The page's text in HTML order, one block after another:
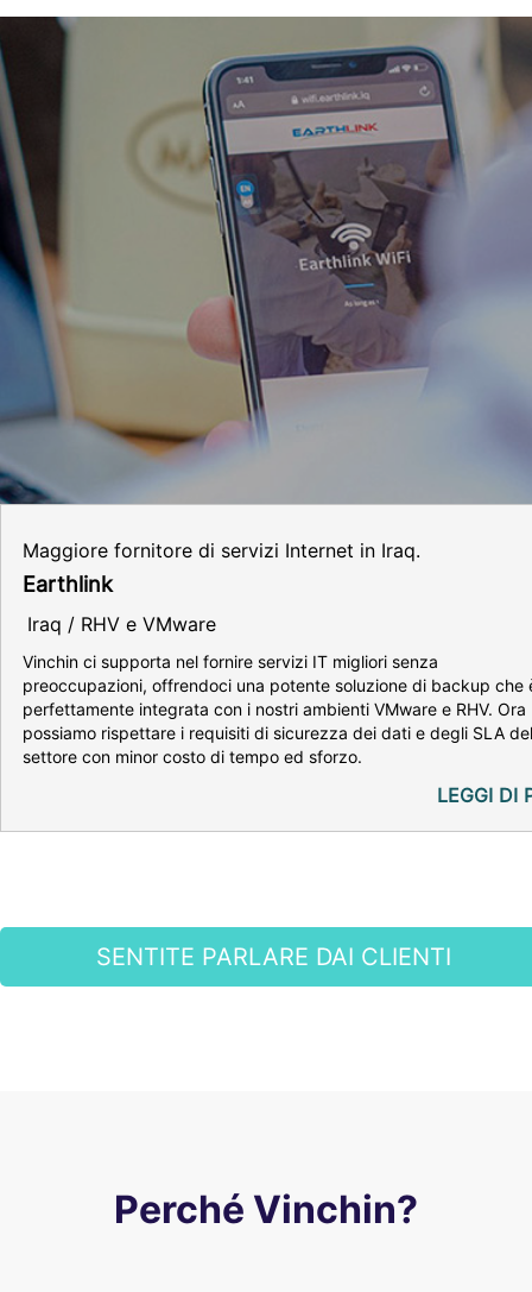
Maggiore fornitore di servizi Internet in Iraq.
Earthlink
Iraq / RHV e VMware
Vinchin ci supporta nel fornire servizi IT migliori senza
preoccupazioni, offrendoci una potente soluzione di backup che
perfettamente integrata con i nostri ambienti VMware e RHV. Ora
possiamo rispettare i requisiti di sicurezza dei dati e degli SLA del
settore con minor costo di tempo ed sforzo.
LEGGI DI
SENTITE PARLARE DAI CLIENTI
Perché Vinchin?